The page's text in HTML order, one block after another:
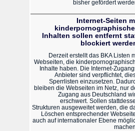
bisher gefördert
Internet-Seiten
Inhalten sollen entfernt
blockiert
Derzeit erstellt das BKA Listen
Webseiten, die
Inhalte haben. Die Internet-
Anbieter sind verpflichtet,
Sperrlisten einzusetzen.
bleiben die Webseiten im Netz, nur
Zugang aus Deutschland
erschwert. Sollen
Strukturen ausgeweitet werden, die
Löschen entsprechender
auch auf internationaler Ebene